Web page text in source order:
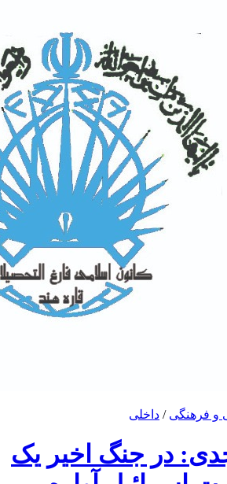
و فرهنگی / داخلی
در جنگ اخیر یک